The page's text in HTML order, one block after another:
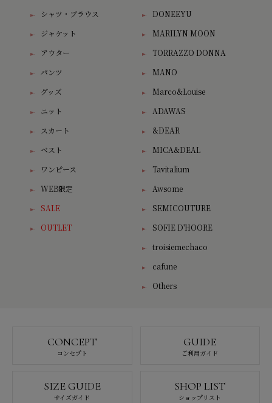
シャツ・ブラウス
ジャケット
アウター
パンツ
グッズ
ニット
スカート
ベスト
ワンピース
WEB限定
SALE
OUTLET
DONEEYU
MARILYN MOON
TORRAZZO DONNA
MANO
Marco&Louise
ADAWAS
&DEAR
MICA&DEAL
Tavitalium
Awsome
SEMICOUTURE
SOFIE D'HOORE
troisiemechaco
cafune
Others
CONCEPT
コンセプト
GUIDE
ご利用ガイド
SIZE GUIDE
サイズガイド
SHOP LIST
ショップリスト